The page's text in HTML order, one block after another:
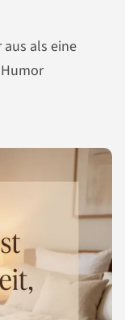
als eine